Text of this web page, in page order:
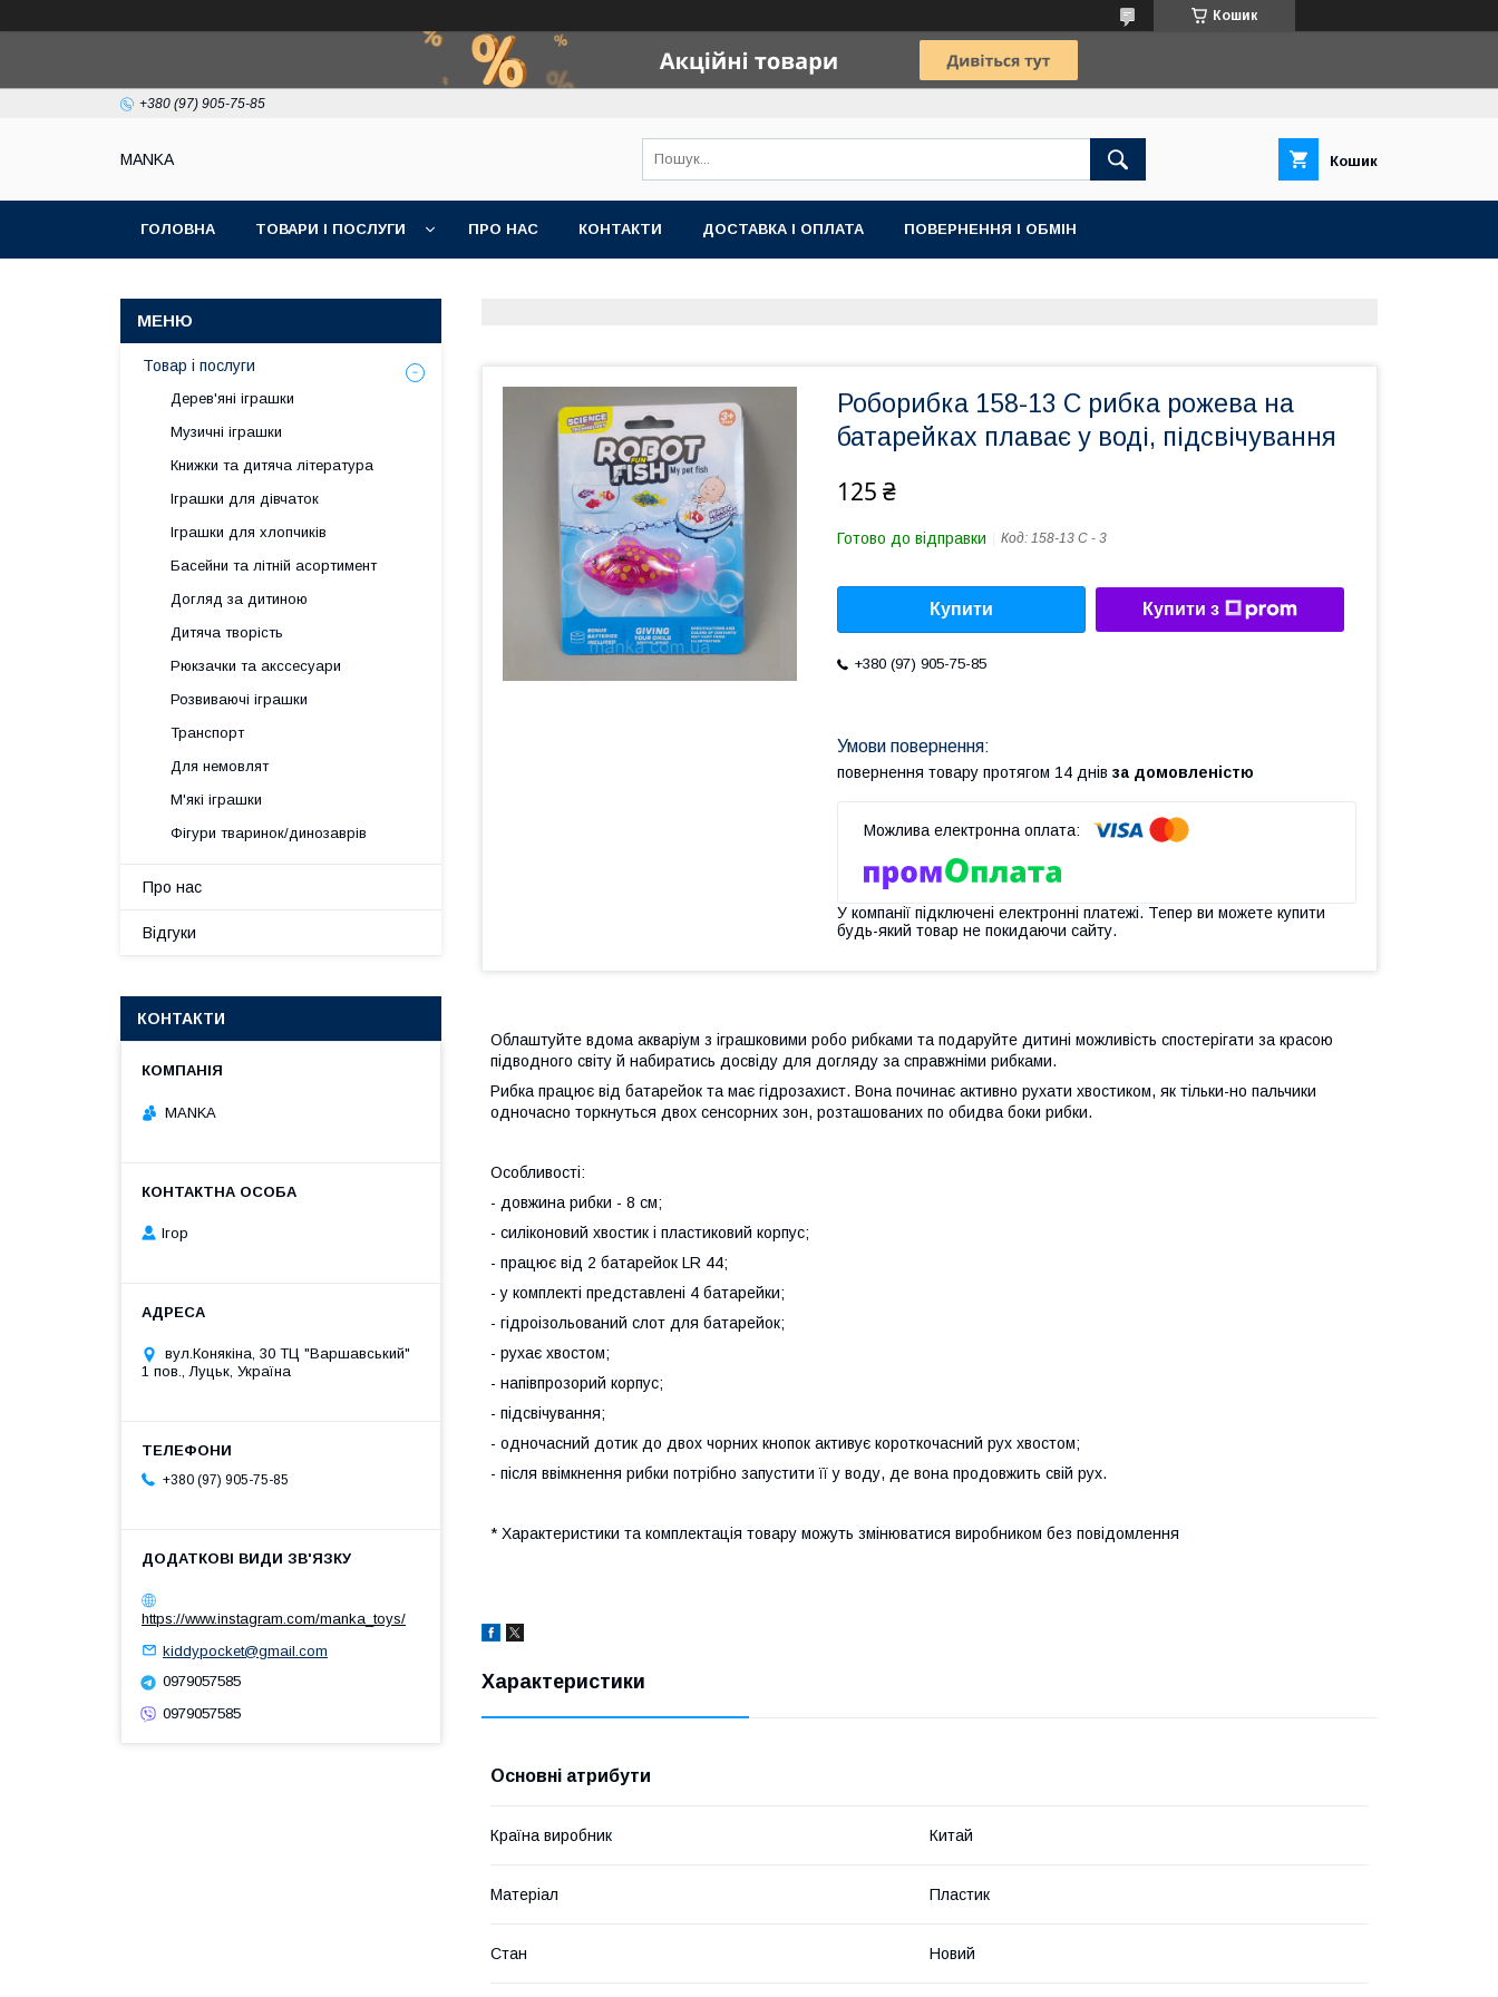
Кошик
+380 (97) 905-75-85
МАNKА Кошик
ГОЛОВНА ТОВАРИ І ПОСЛУГИ ПРО НАС КОНТАКТИ ДОСТАВКА І ОПЛАТА ПОВЕРНЕННЯ І ОБМІН
Роборибка 158-13 C рибка рожева на
батарейках плаває у воді, підсвічування
125 ₴
Готово до відправки Код: 158-13 C - 3
Купити Купити з
+380 (97) 905-75-85
повернення товару протягом 14 днів за домовленістю
У компанії підключені електронні платежі. Тепер ви можете купити
будь-який товар не покидаючи сайту.
Облаштуйте вдома акваріум з іграшковими робо рибками та подаруйте дитині можливість спостерігати за красою
підводного світу й набиратись досвіду для догляду за справжніми рибками.
Рибка працює від батарейок та має гідрозахист. Вона починає активно рухати хвостиком, як тільки-но пальчики
одночасно торкнуться двох сенсорних зон, розташованих по обидва боки рибки.
Особливості:
- довжина рибки - 8 см;
- силіконовий хвостик і пластиковий корпус;
- працює від 2 батарейок LR 44;
- у комплекті представлені 4 батарейки;
- гідроізольований слот для батарейок;
- рухає хвостом;
- напівпрозорий корпус;
- підсвічування;
- одночасний дотик до двох чорних кнопок активує короткочасний рух хвостом;
- після ввімкнення рибки потрібно запустити її у воду, де вона продовжить свій рух.
* Характеристики та комплектація товару можуть змінюватися виробником без повідомлення
Характеристики
Основні атрибути
Країна виробник Китай
Матеріал Пластик
Стан Новий
Товар і послуги
Дерев'яні іграшки
Музичні іграшки
Книжки та дитяча література
Іграшки для дівчаток
Іграшки для хлопчиків
Басейни та літній асортимент
Догляд за дитиною
Дитяча творість
Рюкзачки та акссесуари
Розвиваючі іграшки
Транспорт
Для немовлят
М'які іграшки
Фігури тваринок/динозаврів
Про нас
Відгуки
КОНТАКТИ
MANKA
Ігор
вул.Конякіна, 30 ТЦ "Варшавський"
1 пов., Луцьк, Україна
+380 (97) 905-75-85
https://www.instagram.com/manka_toys/
kiddypocket@gmail.com
0979057585
0979057585